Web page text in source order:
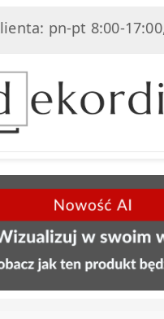
pn-pt 8:00-17:00,